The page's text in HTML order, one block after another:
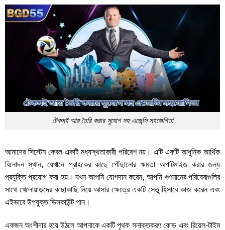
টেকসই আয় তৈরি করার সুযোগ সহ এজেন্সি সহযোগিতা
আমাদের সিস্টেম কেবল একটি মধ্যস্থতাকারী পরিবেশ নয়। এটি একটি আধুনিক আর্থিক
বিনোদন স্থান, যেখানে গ্রাহকের কাছে পৌঁছানোর ক্ষমতা অপটিমাইজ করার জন্য
প্রযুক্তি প্রয়োগ করা হয়। যখন আপনি যোগদান করেন, আপনি গুণমানের পরিষেবাগুলির
সাথে খেলোয়াড়দের কাছাকাছি নিয়ে আসার ক্ষেত্রে একটি সেতু হিসাবে কাজ করেন এবং
এইভাবে উপযুক্ত ডিসকাউন্ট পান।
একজন অংশীদার হয়ে উঠলে আপনাকে একটি পৃথক সনাক্তকরণ কোড এবং রিয়েল-টাইম